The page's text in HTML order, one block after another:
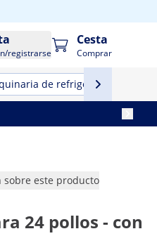
registrarse
Cesta
Comprar
de refrigeración para
sobre este producto
24 pollos - con